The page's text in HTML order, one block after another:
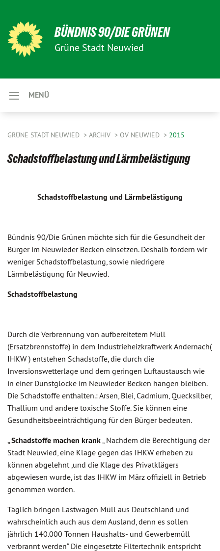
BÜNDNIS 90/DIE GRÜNEN
Grüne Stadt Neuwied
MENÜ
GRÜNE STADT NEUWIED ARCHIV OV NEUWIED 2015
Schadstoffbelastung und Lärmbelästigung
Schadstoffbelastung und Lärmbelästigung
Bündnis 90/Die Grünen möchte sich für die Gesundheit der
Bürger im Neuwieder Becken einsetzen. Deshalb fordern wir
weniger Schadstoffbelastung, sowie niedrigere
Lärmbelästigung für Neuwied.
Schadstoffbelastung
Durch die Verbrennung von aufbereitetem Müll
(Ersatzbrennstoffe) in dem Industrieheizkraftwerk Andernach(
IHKW ) entstehen Schadstoffe, die durch die
Inversionswetterlage und dem geringen Luftaustausch wie
in einer Dunstglocke im Neuwieder Becken hängen bleiben.
Die Schadstoffe enthalten.: Arsen, Blei, Cadmium, Quecksilber,
Thallium und andere toxische Stoffe. Sie können eine
Gesundheitsbeeinträchtigung für den Bürger bedeuten.
„ Schadstoffe machen krank„ Nachdem die Berechtigung der
Stadt Neuwied, eine Klage gegen das IHKW erheben zu
können abgelehnt ,und die Klage des Privatklägers
abgewiesen wurde, ist das IHKW im März offiziell in Betrieb
genommen worden.
Täglich bringen Lastwagen Müll aus Deutschland und
wahrscheinlich auch aus dem Ausland, denn es sollen
jährlich 140.000 Tonnen Haushalts- und Gewerbemüll
verbrannt werden“ Die eingesetzte Filtertechnik entspricht